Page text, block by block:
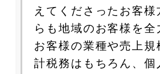
えてくださったお客
らも地域のお客様を
お客様の業種や売上
計税務はもちろん、